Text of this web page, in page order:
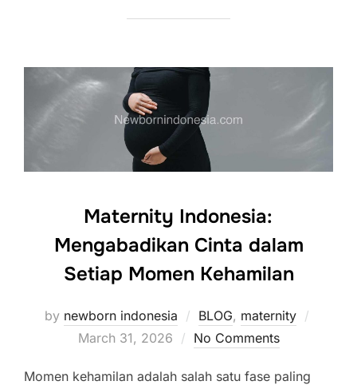
Maternity Indonesia:
Mengabadikan Cinta dalam
Setiap Momen Kehamilan
by newborn indonesia BLOG, maternity
March 31, 2026 No Comments
Momen kehamilan adalah salah satu fase paling